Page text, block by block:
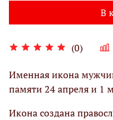
(0)
В
Именная икона
памяти 24 апреля и 1
Икона создана